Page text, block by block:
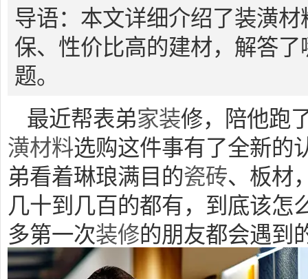
导语：本文详细介绍了装潢
保、性价比高的建材，解答
题。
最近帮表弟家装修，陪他跑
潢材料选购这件事有了全新的
弟看着琳琅满目的瓷砖、板材
几十到几百的都有，到底该怎
多第一次装修的朋友都会遇到